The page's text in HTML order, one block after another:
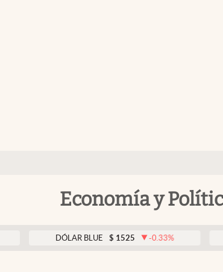
Economía y
DÓLAR BLUE $ 1525 -0.33%